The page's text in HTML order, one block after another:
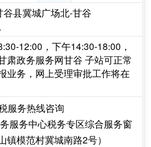
县冀城广场北-甘谷
12:00，下午14:30-18:00，
肃政务服务网甘谷 子站可正常
业务，网上受理审批工作将在
服务热线咨询
服务中心税务专区综合服务窗
镇模范村冀城南路2号）